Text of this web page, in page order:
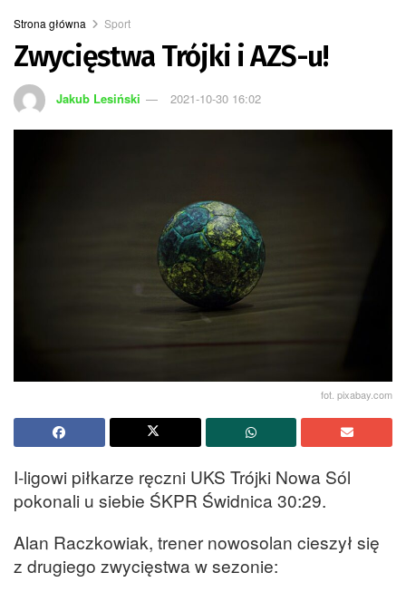
Strona główna Sport
Zwycięstwa Trójki i AZS-u!
Jakub Lesiński 2021-10-30 16:02
fot. pixabay.com
I-ligowi piłkarze ręczni UKS Trójki Nowa Sól
pokonali u siebie ŚKPR Świdnica 30:29.
Alan Raczkowiak, trener nowosolan cieszył się
z drugiego zwycięstwa w sezonie: